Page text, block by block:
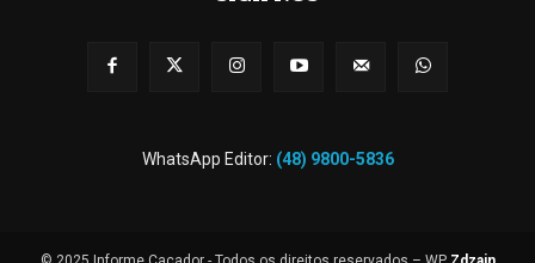
WhatsApp Editor: (48) 9800-5836